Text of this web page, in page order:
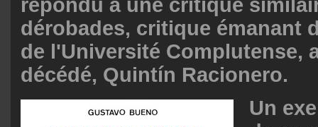
répondu à une critique
dérobades, critique émanant
de l'Université Complutense,
décédé, Quintín Racionero.
Un